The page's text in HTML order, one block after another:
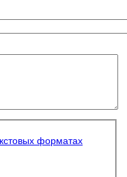
форматах